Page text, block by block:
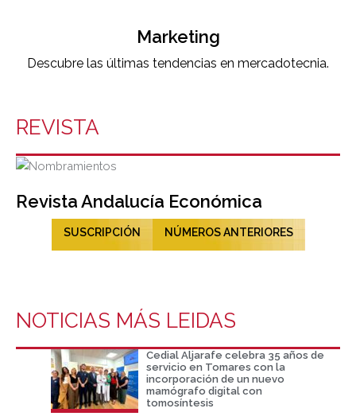
Marketing
Descubre las últimas tendencias en mercadotecnia.
REVISTA
Revista Andalucía Económica
SUSCRIPCIÓN NÚMEROS ANTERIORES
NOTICIAS MÁS LEIDAS
Cedial Aljarafe celebra 35 años de
servicio en Tomares con la
incorporación de un nuevo
mamógrafo digital con
tomosíntesis